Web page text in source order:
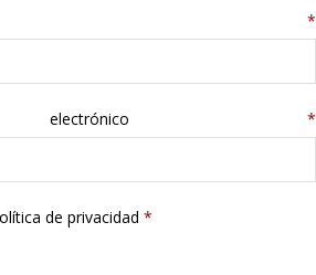
*
electrónico *
de privacidad *